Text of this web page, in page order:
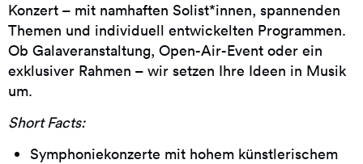
Konzert – mit namhaften Solist*innen, spannenden
Themen und individuell entwickelten Programmen.
Ob Galaveranstaltung, Open-Air-Event oder ein
exklusiver Rahmen – wir setzen Ihre Ideen in Musik
um.
Short Facts:
Symphoniekonzerte mit hohem künstlerischem